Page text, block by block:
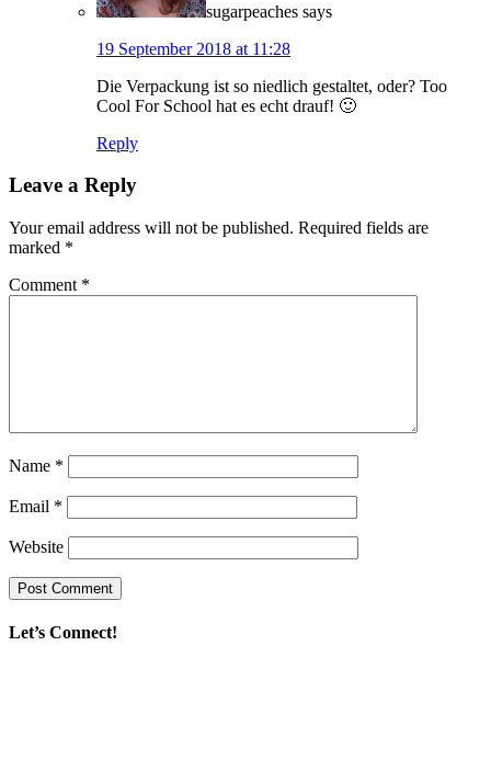
sugarpeaches says
19 September 2018 at 11:28
Die Verpackung ist so niedlich gestaltet, oder? Too
Cool For School hat es echt drauf! 🙂
Reply
Leave a Reply
Your email address will not be published. Required fields are
marked *
Comment *
Name *
Email *
Website
Let’s Connect!